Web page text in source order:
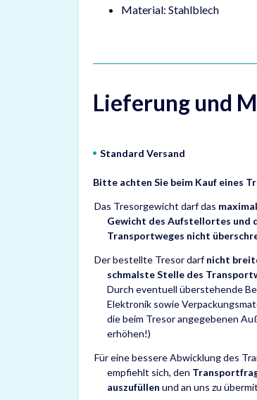
Material: Stahlblech
Lieferung und
Standard Versand
Bitte achten Sie beim Kauf eines
Das Tresorgewicht darf das
Gewicht des Aufstellortes und
Transportweges nicht
Der bestellte Tresor darfnicht
schmalste Stelle des
Durch eventuell überstehende
Elektronik sowie
die beim Tresor angegebenen
erhöhen!)
Für eine bessere Abwicklung des
empfiehlt sich, den
auszufüllen und an uns zu